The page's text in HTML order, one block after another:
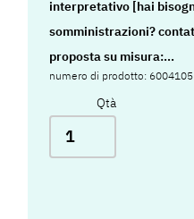
interpretativo [hai
somministrazioni?
proposta su misura:
numero di prodotto: 6004105
Qtà